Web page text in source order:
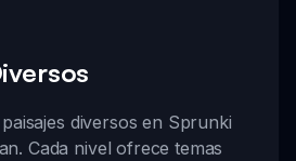
diversos en Sprunki
Cada nivel ofrece temas